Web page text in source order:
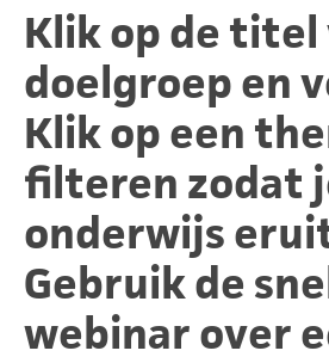
Klik op de titel
doelgroep en
Klik op een
filteren zodat
onderwijs
Gebruik de
webinar over